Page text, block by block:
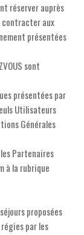
réserver auprès
aux
présentées
sont
présentées par
Utilisateurs
Générales
Partenaires
à la rubrique
proposées
par les